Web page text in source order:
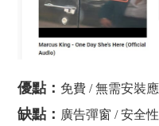
優點： 免費 / 無需安裝
缺點： 廣告彈窗 / 安全